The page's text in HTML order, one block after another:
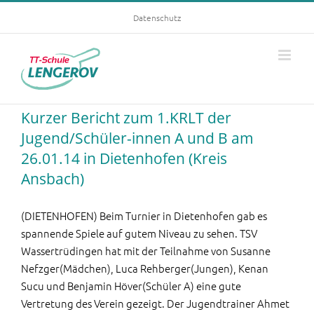
Datenschutz
Kurzer Bericht zum 1.KRLT der
Jugend/Schüler-innen A und B am
26.01.14 in Dietenhofen (Kreis
Ansbach)
(DIETENHOFEN) Beim Turnier in Dietenhofen gab es
spannende Spiele auf gutem Niveau zu sehen. TSV
Wassertrüdingen hat mit der Teilnahme von Susanne
Nefzger(Mädchen), Luca Rehberger(Jungen), Kenan
Sucu und Benjamin Höver(Schüler A) eine gute
Vertretung des Verein gezeigt. Der Jugendtrainer Ahmet